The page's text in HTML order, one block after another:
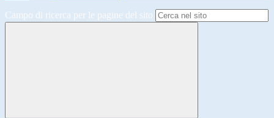
Campo di ricerca per le pagine del sito